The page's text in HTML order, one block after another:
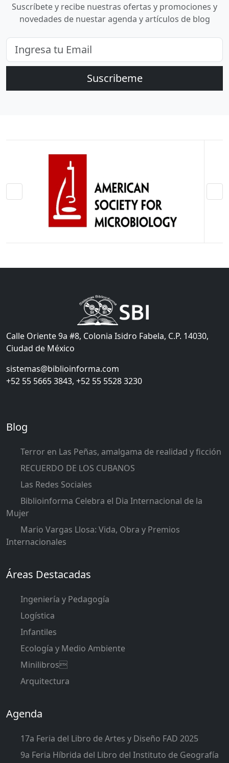
Suscríbete y recibe nuestras ofertas y promociones y
novedades de nuestar agenda y artículos de blog
Suscribeme
Calle Oriente 9a #8, Colonia Isidro Fabela, C.P. 14030,
Ciudad de México
sistemas@biblioinforma.com
+52 55 5665 3843, +52 55 5528 3230
Blog
Terror en Las Peñas, amalgama de realidad y ficción
RECUERDO DE LOS CUBANOS
Las Redes Sociales
Biblioinforma Celebra el Dia Internacional de la
Mujer
Mario Vargas Llosa: Vida, Obra y Premios
Internacionales
Áreas Destacadas
Ingeniería y Pedagogía
Logística
Infantiles
Ecología y Medio Ambiente
Minilibros
Arquitectura
Agenda
17a Feria del Libro de Artes y Diseño FAD 2025
9a Feria Híbrida del Libro del Instituto de Geografía